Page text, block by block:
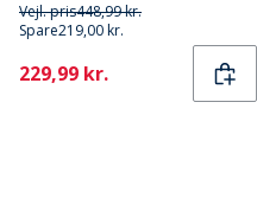
Vejl. pris448,99 kr.
Spare219,00 kr.
Current
229,99 kr.